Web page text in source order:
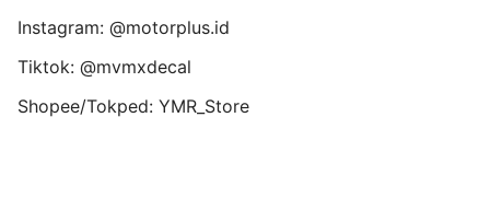
Instagram: @motorplus.id
Tiktok: @mvmxdecal
Shopee/Tokped: YMR_Store